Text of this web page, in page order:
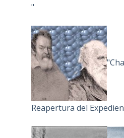
"
Reapertura del